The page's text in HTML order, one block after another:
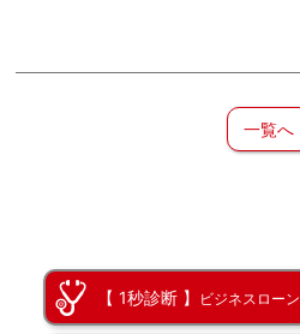
一覧へ
【 1秒診断 】 ビジネスローン